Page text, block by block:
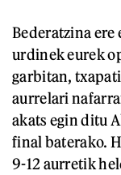
Bederatzina ere
urdinek eurek
garbitan,
aurrelari
akats egin ditu
final baterako.
9-12 aurretik